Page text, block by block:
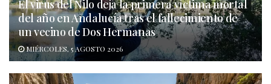
El virus del Nilo deja la primera víctima mortal
del año en Andalucía tras el fallecimiento de
un vecino de Dos Hermanas
MIÉRCOLES, 5 AGOSTO 2026